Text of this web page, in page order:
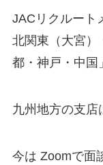
JACリクルート
北関東（大宮）
都・神戸・中国
九州地方の支店
今は Zoomで面